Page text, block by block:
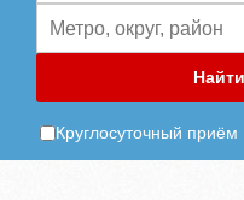
Круглосуточный приём